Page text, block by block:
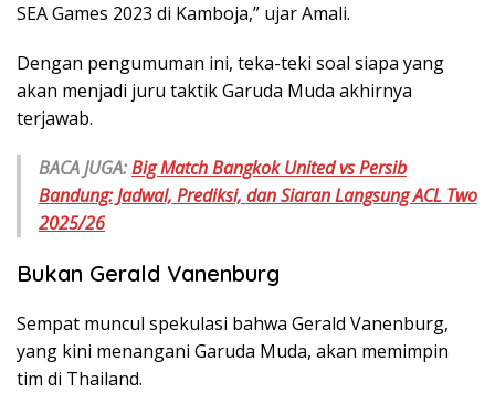
SEA Games 2023 di Kamboja,” ujar Amali.
Dengan pengumuman ini, teka-teki soal siapa yang
akan menjadi juru taktik Garuda Muda akhirnya
terjawab.
BACA JUGA:Big Match Bangkok United vs Persib
Bandung: Jadwal, Prediksi, dan Siaran Langsung ACL Two
2025/26
Bukan Gerald Vanenburg
Sempat muncul spekulasi bahwa Gerald Vanenburg,
yang kini menangani Garuda Muda, akan memimpin
tim di Thailand.